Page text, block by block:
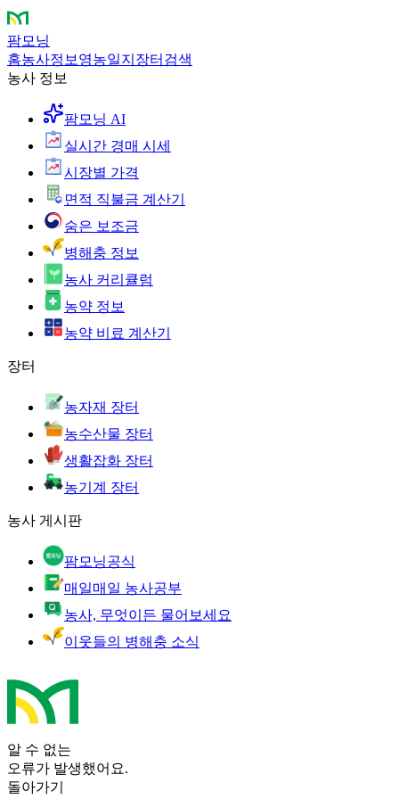
팜모닝
홈농사정보 영농일지 장터 검색
농사 정보
팜모닝 AI
실시간 경매 시세
시장별 가격
면적 직불금 계산기
숨은 보조금
병해충 정보
농사 커리큘럼
농약 정보
농약 비료 계산기
장터
농자재 장터
농수산물 장터
생활잡화 장터
농기계 장터
농사 게시판
팜모닝공식
매일매일 농사공부
농사, 무엇이든 물어보세요
이웃들의 병해충 소식
알 수 없는
오류가 발생했어요.
돌아가기